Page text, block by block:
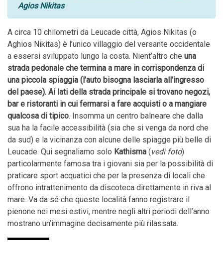
Agios Nikitas
A circa 10 chilometri da Leucade città, Agios Nikitas (o
Aghios Nikitas) è l’unico villaggio del versante occidentale
a essersi sviluppato lungo la costa. Nient’altro che una
strada pedonale che termina a mare in corrispondenza di
una piccola spiaggia (l’auto bisogna lasciarla all’ingresso
del paese). Ai lati della strada principale si trovano negozi,
bar e ristoranti in cui fermarsi a fare acquisti o a mangiare
qualcosa di tipico. Insomma un centro balneare che dalla
sua ha la facile accessibilità (sia che si venga da nord che
da sud) e la vicinanza con alcune delle spiagge più belle di
Leucade. Qui segnaliamo solo Kathisma (vedi foto)
particolarmente famosa tra i giovani sia per la possibilità di
praticare sport acquatici che per la presenza di locali che
offrono intrattenimento da discoteca direttamente in riva al
mare. Va da sé che queste località fanno registrare il
pienone nei mesi estivi, mentre negli altri periodi dell’anno
mostrano un’immagine decisamente più rilassata.